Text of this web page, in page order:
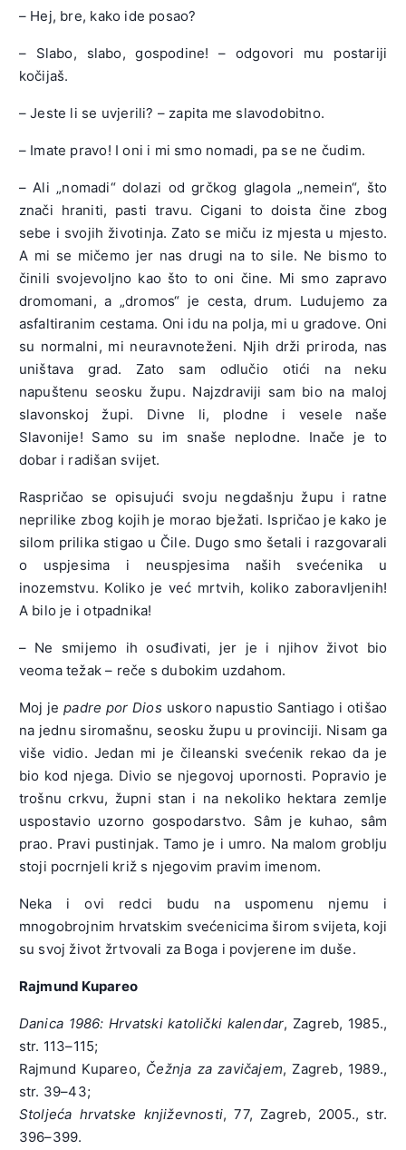
– Hej, bre, kako ide posao?
– Slabo, slabo, gospodine! – odgovori mu postariji
kočijaš.
– Jeste li se uvjerili? – zapita me slavodobitno.
– Imate pravo! I oni i mi smo nomadi, pa se ne čudim.
– Ali „nomadi“ dolazi od grčkog glagola „nemein“, što
znači hraniti, pasti travu. Cigani to doista čine zbog
sebe i svojih životinja. Zato se miču iz mjesta u mjesto.
A mi se mičemo jer nas drugi na to sile. Ne bismo to
činili svojevoljno kao što to oni čine. Mi smo zapravo
dromomani, a „dromos“ je cesta, drum. Ludujemo za
asfaltiranim cestama. Oni idu na polja, mi u gradove. Oni
su normalni, mi neuravnoteženi. Njih drži priroda, nas
uništava grad. Zato sam odlučio otići na neku
napuštenu seosku župu. Najzdraviji sam bio na maloj
slavonskoj župi. Divne li, plodne i vesele naše
Slavonije! Samo su im snaše neplodne. Inače je to
dobar i radišan svijet.
Raspričao se opisujući svoju negdašnju župu i ratne
neprilike zbog kojih je morao bježati. Ispričao je kako je
silom prilika stigao u Čile. Dugo smo šetali i razgovarali
o uspjesima i neuspjesima naših svećenika u
inozemstvu. Koliko je već mrtvih, koliko zaboravljenih!
A bilo je i otpadnika!
– Ne smijemo ih osuđivati, jer je i njihov život bio
veoma težak – reče s dubokim uzdahom.
Moj jepadre por Diosuskoro napustio Santiago i otišao
na jednu siromašnu, seosku župu u provinciji. Nisam ga
više vidio. Jedan mi je čileanski svećenik rekao da je
bio kod njega. Divio se njegovoj upornosti. Popravio je
trošnu crkvu, župni stan i na nekoliko hektara zemlje
uspostavio uzorno gospodarstvo. Sâm je kuhao, sâm
prao. Pravi pustinjak. Tamo je i umro. Na malom groblju
stoji pocrnjeli križ s njegovim pravim imenom.
Neka i ovi redci budu na uspomenu njemu i
mnogobrojnim hrvatskim svećenicima širom svijeta, koji
su svoj život žrtvovali za Boga i povjerene im duše.
Rajmund Kupareo
Danica 1986: Hrvatski katolički kalendar, Zagreb, 1985.,
str. 113–115;
Rajmund Kupareo, Čežnja za zavičajem, Zagreb, 1989.,
str. 39–43;
Stoljeća hrvatske književnosti, 77, Zagreb, 2005., str.
396–399.